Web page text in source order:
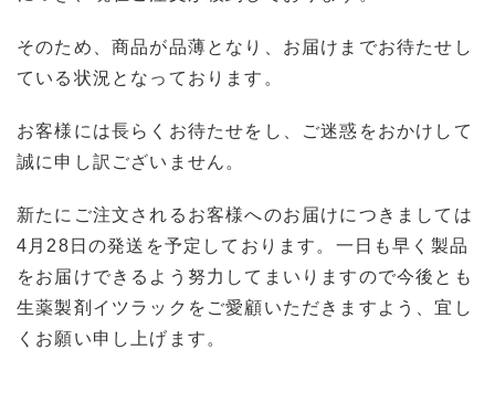
そのため、商品が品薄となり、お届けまでお待たせし
ている状況となっております。
お客様には長らくお待たせをし、ご迷惑をおかけして
誠に申し訳ございません。
新たにご注文されるお客様へのお届けにつきましては
4月28日の発送を予定しております。一日も早く製品
をお届けできるよう努力してまいりますので今後とも
生薬製剤イツラックをご愛顧いただきますよう、宜し
くお願い申し上げます。